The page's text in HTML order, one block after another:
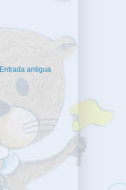
Entrada antigua